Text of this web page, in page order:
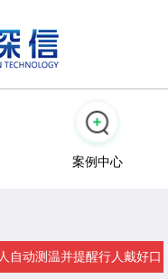
案例中心
自动测温并提醒行人戴好口